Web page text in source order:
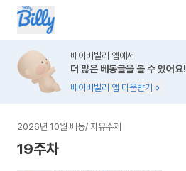
베이비빌리 앱에서
더 많은 베동글을 볼 수 있어요!
베이비빌리 앱 다운받기
2026년 10월 베동/ 자유주제
19주차